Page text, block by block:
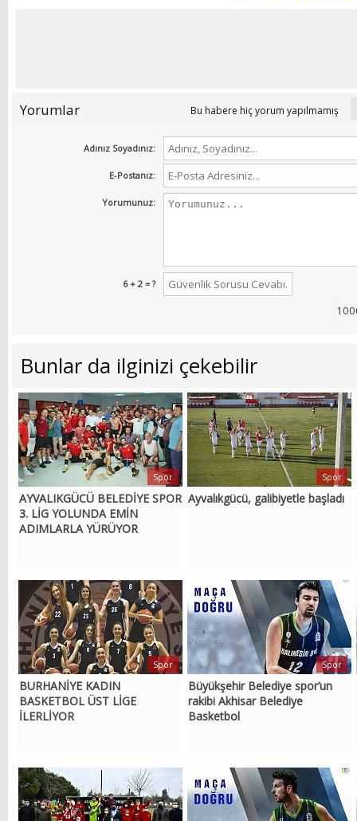
Yorumlar Bu habere hiç yorum yapılmamış
Adınız Soyadınız:
E-Postanız:
Yorumunuz:
6 + 2 = ?
Bunlar da ilginizi çekebilir
AYVALIKGÜCÜ BELEDİYE SPOR
3. LİG YOLUNDA EMİN
ADIMLARLA YÜRÜYOR
Spor
Ayvalıkgücü, galibiyetle başladı
Spor
BURHANİYE KADIN
BASKETBOL ÜST LİGE
İLERLİYOR
Spor
Büyükşehir Belediye spor’un
rakibi Akhisar Belediye
Basketbol
Spor